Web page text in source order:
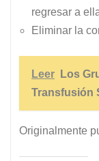
regresar a
Eliminar la
Leer
Los
Transfusión
Originalmente